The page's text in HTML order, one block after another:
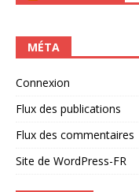
MÉTA
Connexion
Flux des publications
Flux des commentaires
Site de WordPress-FR